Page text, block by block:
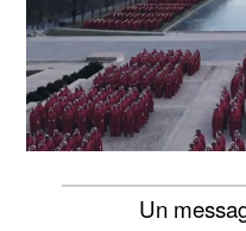
Un